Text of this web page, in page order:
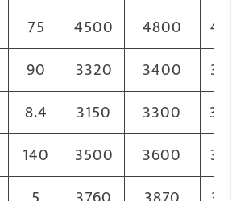
75 4500 4800
90 3320 3400
8.4 3150 3300
140 3500 3600